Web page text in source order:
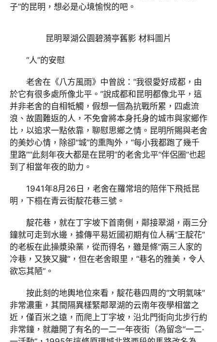
子”的昆明，想必是心境愉悅的吧。
昆明翠湖公園碧漪亭舊影 材料圖片
“人”的安慰
老舍在《八方風雨》中曾說：“我很愛好成都，由
於它有很多處所像北平。”說成都和昆明都像北平，這
并非老舍的自相牴觸，假想一個為抗戰所累，四處流
浪、故園難返的人，不免會將本身托身的城市與家鄉作
比，以追求一點依靠，聊慰思鄉之情。昆明所賜與老舍
的美妙心情，除卻“城”的熏陶外，“每小我都跑了幾千
里路”“此刻年夜大都是在昆明”的老舍北平“伴侶圈”也起
到了相當年夜的助力。
1941年8月26日，老舍在羅常培的陪伴下飛抵昆
明，下榻在青云街靛花巷三號。
靛花巷，就在丁字坡下首南側，鄰接翠湖，兩三分
鐘就可走到水邊，據傳平易近國初期有位人稱“王靛花”
的老板在此操漿染業，從而得名，雖是條“兩三人家的
冷巷，又狹又臟”，但在老舍眼里，“巷名的雅美，令人
欲忘其陋”。
按此刻的地輿地位來看，靛花巷四周的“文明氣味”
非常濃重，其間隔異樣緊鄰翠湖的云南年夜學相當之
近，僅百米之遠，而爬上丁字坡，沿北門街向北步行約
非常鐘，就離開了有名的一二一年夜街（為留念“一二·